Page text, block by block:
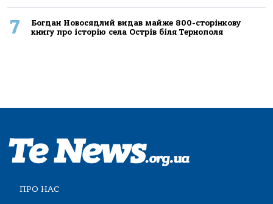
7
Богдан Новосядлий видав майже 800-сторінкову
книгу про історію села Острів біля Тернополя
ПРО НАС